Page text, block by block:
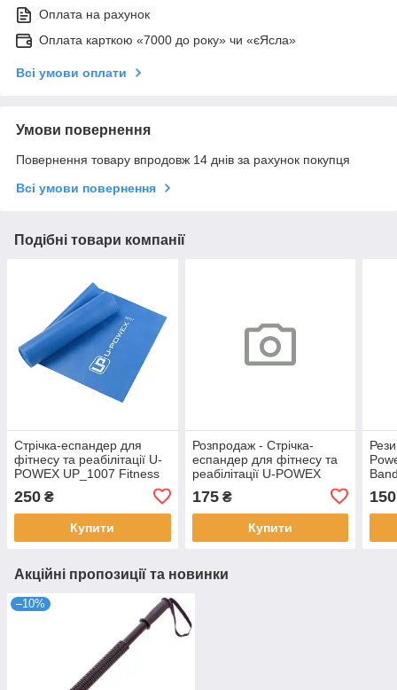
Оплата на рахунок
Оплата карткою «7000 до року» чи «єЯсла»
Всі умови оплати
Умови повернення
Повернення товару впродовж 14 днів за рахунок покупця
Всі умови повернення
Подібні товари компанії
Стрічка-еспандер для
фітнесу та реабілітації U-
POWEX UP_1007 Fitness
band 0.4мм. (6.8 кг) Blue
250 ₴
Купити
Розпродаж - Стрічка-
еспандер для фітнесу та
реабілітації U-POWEX
0.4мм. (6.8 кг) Blue
175₴
Купити
150
Акційні пропозиції та новинки
–10%